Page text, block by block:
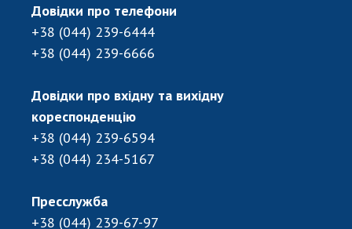
АКАДЕМІЯ КОМЕНТУЄ
КОНТАКТИ
КАБІНЕТ
Довідки про телефони
+38 (044) 239-6444
+38 (044) 239-6666
Довідки про вхідну та вихідну
кореспонденцію
+38 (044) 239-6594
+38 (044) 234-5167
Пресслужба
+38 (044) 239-67-97